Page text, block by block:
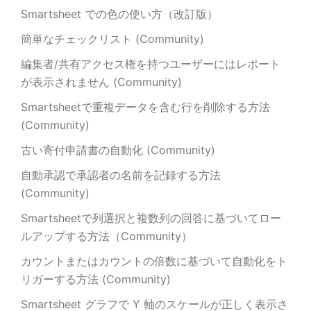
Smartsheet での色の使い方（改訂版）
簡単なチェックリスト (Community)
編集者/共有アクセス権を持つユーザーにはレポート
が表示されません (Community)
Smartsheetで重複データを含む行を削除する方法
(Community)
古い寄付申請書の自動化 (Community)
自動承認で承認者の名前を記録する方法
(Community)
Smartsheetで列選択と複数列の回答に基づいてロー
ルアップする方法（Community）
カウントまたはカウントの倍数に基づいて自動化をト
リガーする方法 (Community)
Smartsheet グラフで Y 軸のスケールが正しく表示さ